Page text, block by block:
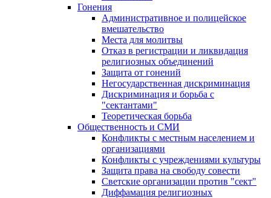
Гонения
Административное и полицейское
вмешательство
Места для молитвы
Отказ в регистрации и ликвидация
религиозных объединений
Защита от гонений
Негосударственная дискриминация
Дискриминация и борьба с
"сектантами"
Теоретическая борьба
Общественность и СМИ
Конфликты с местным населением и
организациями
Конфликты с учреждениями культуры
Защита права на свободу совести
Светские организации против "сект"
Диффамация религиозных